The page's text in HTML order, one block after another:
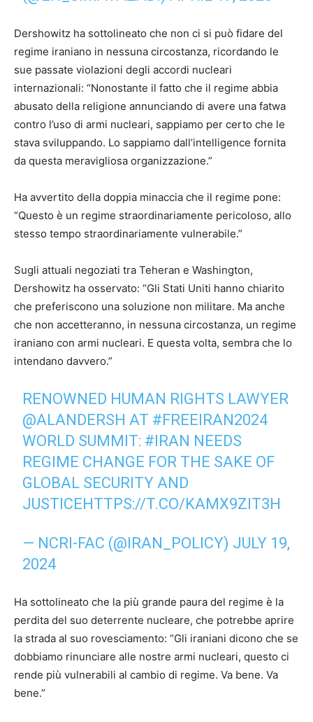
Dershowitz ha sottolineato che non ci si può fidare del
regime iraniano in nessuna circostanza, ricordando le
sue passate violazioni degli accordi nucleari
internazionali: “Nonostante il fatto che il regime abbia
abusato della religione annunciando di avere una fatwa
contro l’uso di armi nucleari, sappiamo per certo che le
stava sviluppando. Lo sappiamo dall’intelligence fornita
da questa meravigliosa organizzazione.”
Ha avvertito della doppia minaccia che il regime pone:
“Questo è un regime straordinariamente pericoloso, allo
stesso tempo straordinariamente vulnerabile.”
Sugli attuali negoziati tra Teheran e Washington,
Dershowitz ha osservato: “Gli Stati Uniti hanno chiarito
che preferiscono una soluzione non militare. Ma anche
che non accetteranno, in nessuna circostanza, un regime
iraniano con armi nucleari. E questa volta, sembra che lo
intendano davvero.”
RENOWNED HUMAN RIGHTS LAWYER
@ALANDERSH AT #FREEIRAN2024
WORLD SUMMIT: #IRAN NEEDS
REGIME CHANGE FOR THE SAKE OF
GLOBAL SECURITY AND
JUSTICE HTTPS://T.CO/KAMX9ZIT3H
— NCRI-FAC (@IRAN_POLICY) JULY 19,
2024
Ha sottolineato che la più grande paura del regime è la
perdita del suo deterrente nucleare, che potrebbe aprire
la strada al suo rovesciamento: “Gli iraniani dicono che se
dobbiamo rinunciare alle nostre armi nucleari, questo ci
rende più vulnerabili al cambio di regime. Va bene. Va
bene.”